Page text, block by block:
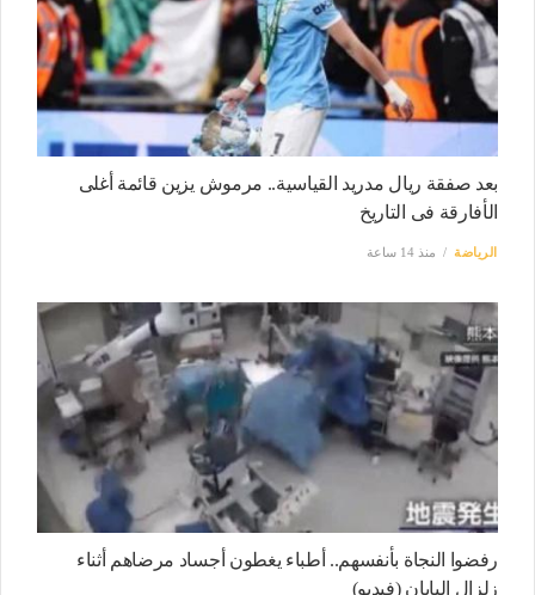
بعد صفقة ريال مدريد القياسية.. مرموش يزين قائمة أغلى
الأفارقة فى التاريخ
الرياضة منذ 14 ساعة
رفضوا النجاة بأنفسهم.. أطباء يغطون أجساد مرضاهم أثناء
زلزال اليابان (فيديو)